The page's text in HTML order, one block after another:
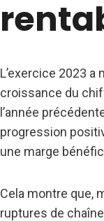
L’exercice 2023
croissance du
l’année
progression
une marge
Cela montre que,
ruptures de